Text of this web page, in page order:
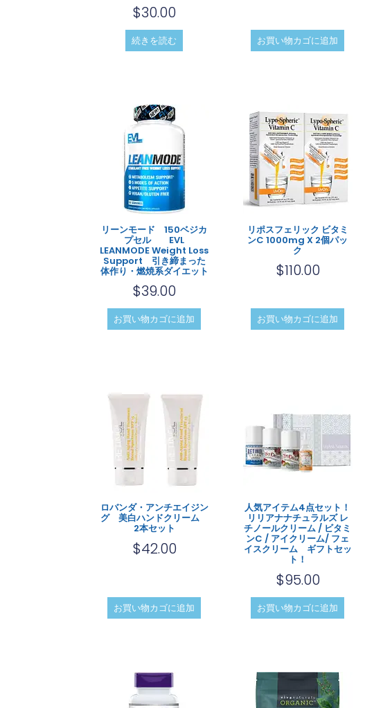
$30.00
続きを読む お買い物カゴに追加
リーンモード 150ベジカ
プセル EVL
LEANMODE Weight Loss
Support 引き締まった
体作り・燃焼系ダイエット
$39.00
お買い物カゴに追加
リポスフェリック ビタミ
ンC 1000mg X 2個パッ
ク
$110.00
お買い物カゴに追加
ロバンダ・アンチエイジン
グ 美白ハンドクリーム
2本セット
$42.00
お買い物カゴに追加
人気アイテム4点セット！
リリアナナチュラルズ レ
チノールクリーム / ビタミ
ンC / アイクリーム/ フェ
イスクリーム ギフトセッ
ト！
$95.00
お買い物カゴに追加